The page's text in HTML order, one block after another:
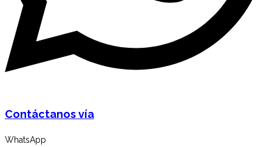
Contáctanos vía
WhatsApp